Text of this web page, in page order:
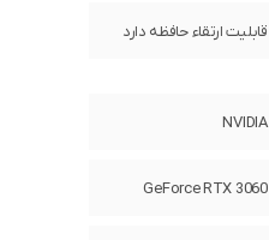
قابلیت ارتقاء حافظه دارد
NVIDIA
GeForce RTX 3060